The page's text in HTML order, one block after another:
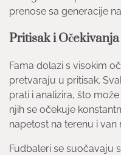
prenose sa generacije
Pritisak i Očekivanja
Fama dolazi s visokim
pretvaraju u pritisak.
prati i analizira, što
njih se očekuje
napetost na terenu i van
Fudbaleri se suočavaju